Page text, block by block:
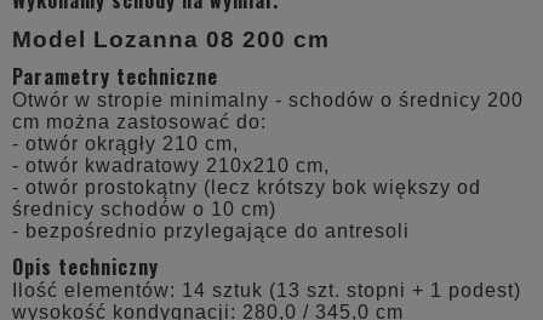
Model Lozanna 08 200 cm
Parametry techniczne
Otwór w stropie minimalny - schodów o średnicy 200
cm można zastosować do:
- otwór okrągły 210 cm,
- otwór kwadratowy 210x210 cm,
- otwór prostokątny (lecz krótszy bok większy od
średnicy schodów o 10 cm)
- bezpośrednio przylegające do antresoli
Opis techniczny
Ilość elementów: 14 sztuk (13 szt. stopni + 1 podest)
wysokość kondygnacji: 280,0 / 345,0 cm